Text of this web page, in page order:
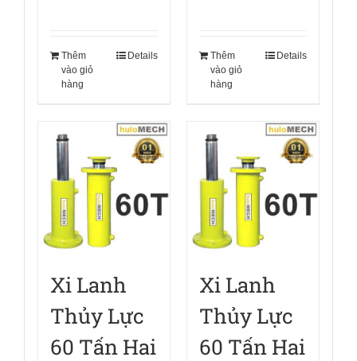
Thêm
vào giỏ
hàng
Details
Thêm
vào giỏ
hàng
Details
Xi Lanh
Thủy Lực
60 Tấn Hai
Xi Lanh
Thủy Lực
60 Tấn Hai